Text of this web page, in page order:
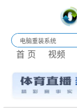
首 页 视频